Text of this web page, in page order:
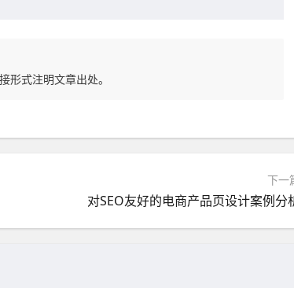
形式注明文章出处。
下一
对SEO友好的电商产品页设计案例分